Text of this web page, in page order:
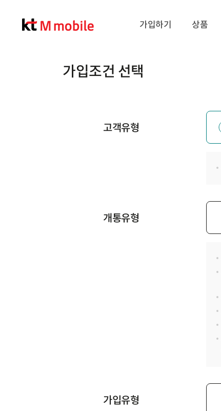
가입하기 상품
가입조건 선택
고객유형
개통유형
가입유형